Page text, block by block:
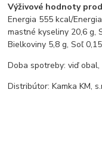
Výživové hodnoty
Energia 555 kcal/
mastné kyseliny 20,6 g,
Bielkoviny 5,8 g, Soľ
Doba spotreby: viď
Distribútor: Kamka KM,